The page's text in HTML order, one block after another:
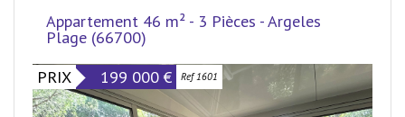
Appartement 46 m² - 3 Pièces - Argeles
Plage (66700)
PRIX
199 000 € Ref 1601